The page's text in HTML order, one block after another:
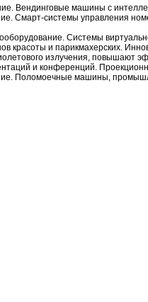
Вендинговые машины с
Смарт-системы управления
Системы
красоты и парикмахерских.
излучения, повышают
и конференций.
Поломоечные машины,